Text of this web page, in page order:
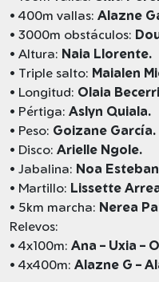
• 400m vallas: Alazne
• 3000m obstáculos:
• Altura: Naia Llorente.
• Triple salto: Maialen
• Longitud: Olaia
• Pértiga: Aslyn Quiala.
• Peso: Goizane García.
• Disco: Arielle Ngole.
• Jabalina: Noa
• Martillo: Lissette
• 5km marcha: Nerea
Relevos:
• 4x100m: Ana – Uxia –
• 4x400m: Alazne G –